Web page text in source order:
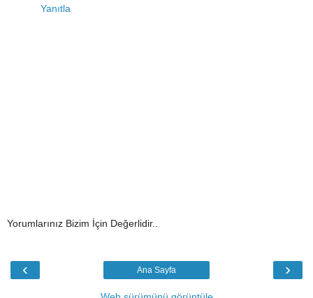
Yanıtla
Yorumlarınız Bizim İçin Değerlidir..
‹ ›
Ana Sayfa